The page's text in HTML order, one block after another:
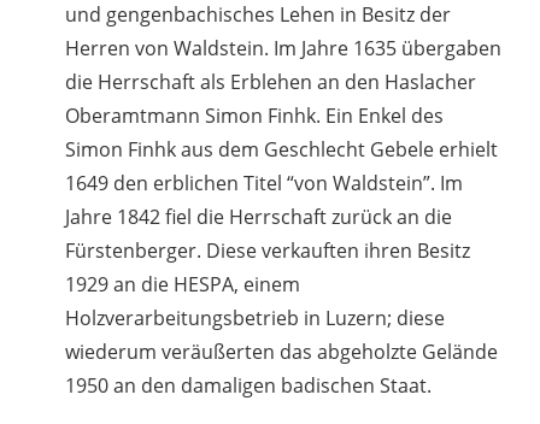
und gengenbachisches Lehen in Besitz der
Herren von Waldstein. Im Jahre 1635 übergaben
die Herrschaft als Erblehen an den Haslacher
Oberamtmann Simon Finhk. Ein Enkel des
Simon Finhk aus dem Geschlecht Gebele erhielt
1649 den erblichen Titel “von Waldstein”. Im
Jahre 1842 fiel die Herrschaft zurück an die
Fürstenberger. Diese verkauften ihren Besitz
1929 an die HESPA, einem
Holzverarbeitungsbetrieb in Luzern; diese
wiederum veräußerten das abgeholzte Gelände
1950 an den damaligen badischen Staat.